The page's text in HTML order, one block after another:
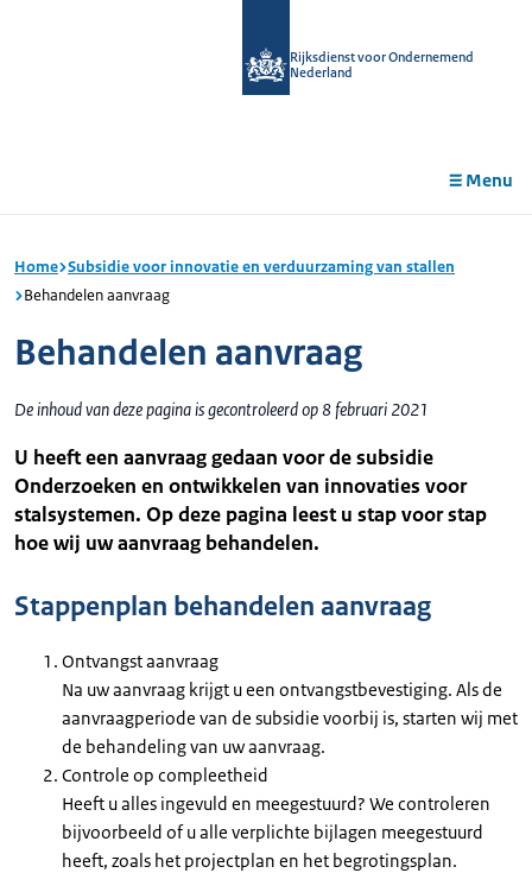
Rijksdienst voor Ondernemend
Nederland
Menu
Home Subsidie voor innovatie en verduurzaming van stallen
Behandelen aanvraag
Behandelen aanvraag
De inhoud van deze pagina is gecontroleerd op 8 februari 2021
U heeft een aanvraag gedaan voor de subsidie
Onderzoeken en ontwikkelen van innovaties voor
stalsystemen. Op deze pagina leest u stap voor stap
hoe wij uw aanvraag behandelen.
Stappenplan behandelen aanvraag
Ontvangst aanvraag
Na uw aanvraag krijgt u een ontvangstbevestiging. Als de
aanvraagperiode van de subsidie voorbij is, starten wij met
de behandeling van uw aanvraag.
Controle op compleetheid
Heeft u alles ingevuld en meegestuurd? We controleren
bijvoorbeeld of u alle verplichte bijlagen meegestuurd
heeft, zoals het projectplan en het begrotingsplan.